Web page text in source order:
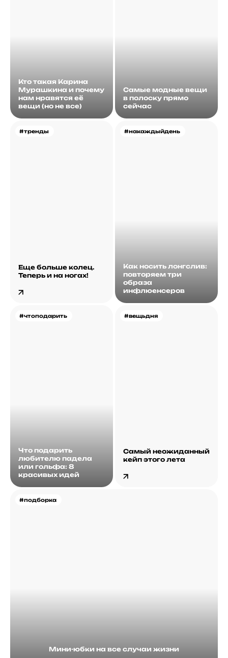
Кто такая Карина
Мурашкина и почему
нам нравятся её
вещи (но не все)
Самые модные вещи
в полоску прямо
сейчас
#тренды
Еще больше колец.
Теперь и на ногах!
#накаждыйдень
Как носить лонгслив:
повторяем три
образа
инфлюенсеров
#чтоподарить
Что подарить
любителю падела
или гольфа: 8
красивых идей
#подборка
Мини-юбки на все случаи жизни
#вещьдня
Самый неожиданный
кейп этого лета